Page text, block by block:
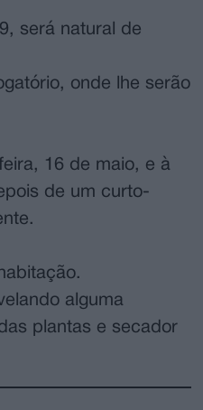
será natural de
onde lhe serão
16 de maio, e à
de um curto-
alguma
plantas e secador